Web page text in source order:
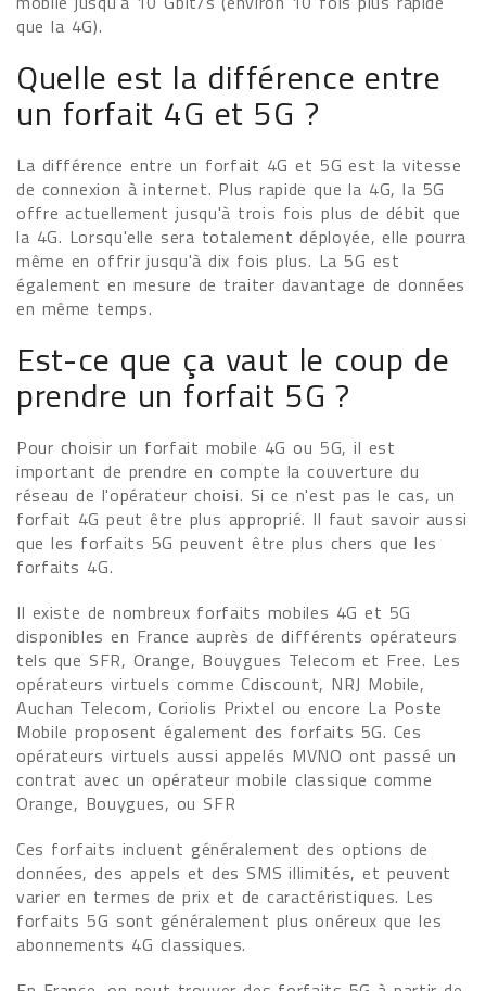
que la 4G).
Quelle est la différence entre
un forfait 4G et 5G ?
La différence entre un forfait 4G et 5G est la vitesse
de connexion à internet. Plus rapide que la 4G, la 5G
offre actuellement jusqu'à trois fois plus de débit que
la 4G. Lorsqu'elle sera totalement déployée, elle pourra
même en offrir jusqu'à dix fois plus. La 5G est
également en mesure de traiter davantage de données
en même temps.
Est-ce que ça vaut le coup de
prendre un forfait 5G ?
Pour choisir un forfait mobile 4G ou 5G, il est
important de prendre en compte la couverture du
réseau de l'opérateur choisi. Si ce n'est pas le cas, un
forfait 4G peut être plus approprié. Il faut savoir aussi
que les forfaits 5G peuvent être plus chers que les
forfaits 4G.
Il existe de nombreux forfaits mobiles 4G et 5G
disponibles en France auprès de différents opérateurs
tels que SFR, Orange, Bouygues Telecom et Free. Les
opérateurs virtuels comme Cdiscount, NRJ Mobile,
Auchan Telecom, Coriolis Prixtel ou encore La Poste
Mobile proposent également des forfaits 5G. Ces
opérateurs virtuels aussi appelés MVNO ont passé un
contrat avec un opérateur mobile classique comme
Orange, Bouygues, ou SFR
Ces forfaits incluent généralement des options de
données, des appels et des SMS illimités, et peuvent
varier en termes de prix et de caractéristiques. Les
forfaits 5G sont généralement plus onéreux que les
abonnements 4G classiques.